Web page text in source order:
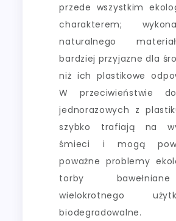
przede wszystkim
charakterem;
naturalnego
bardziej przyjazne dla
niż ich plastikowe
W przeciwieństwie
jednorazowych z
szybko trafiają na
śmieci i mogą
poważne problemy
torby
wielokrotnego
biodegradowalne.